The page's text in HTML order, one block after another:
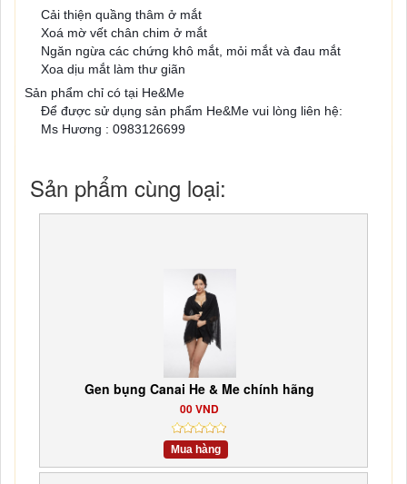
Cải thiện quầng thâm ở mắt
Xoá mờ vết chân chim ở mắt
Ngăn ngừa các chứng khô mắt, mỏi mắt và đau mắt
Xoa dịu mắt làm thư giãn
Sản phẩm chỉ có tại He&Me
☎Để được sử dụng sản phẩm He&Me vui lòng liên hệ:
Ms Hương : 0983126699
Sản phẩm cùng loại:
Gen bụng Canai He & Me chính hãng
00 VND
Mua hàng